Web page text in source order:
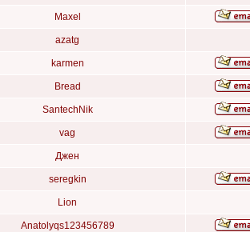
Maxel
azatg
karmen
Bread
SantechNik
vag
Джен
seregkin
Lion
Anatolyqs123456789